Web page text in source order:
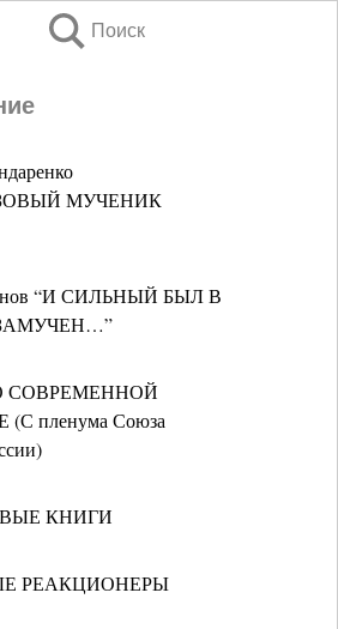
Поиск
МУЧЕНИК
“И СИЛЬНЫЙ БЫЛ В
СОВРЕМЕННОЙ
пленума Союза
КНИГИ
РЕАКЦИОНЕРЫ